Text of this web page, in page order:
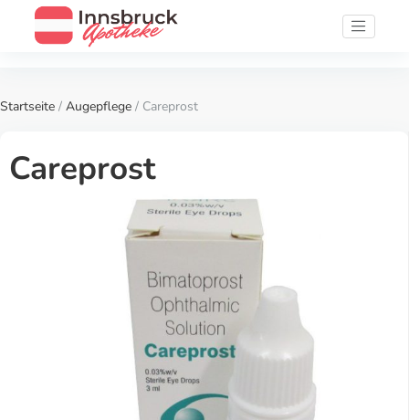
Startseite / Augepflege / Careprost
Careprost